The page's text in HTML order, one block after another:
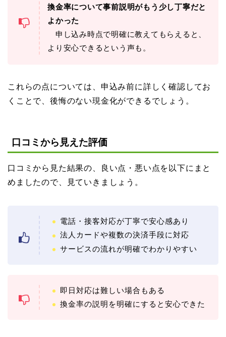
換金率について事前説明がもう少し丁寧だと
よかった
申し込み時点で明確に教えてもらえると、
より安心できるという声も。
これらの点については、申込み前に詳しく確認してお
くことで、後悔のない現金化ができるでしょう。
口コミから見えた評価
口コミから見た結果の、良い点・悪い点を以下にまと
めましたので、見ていきましょう。
電話・接客対応が丁寧で安心感あり
法人カードや複数の決済手段に対応
サービスの流れが明確でわかりやすい
即日対応は難しい場合もある
換金率の説明を明確にすると安心できた